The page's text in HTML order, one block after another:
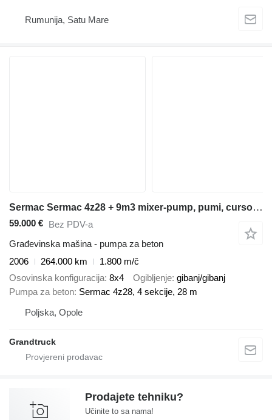
Rumunija, Satu Mare
Sermac Sermac 4z28 + 9m3 mixer-pump, pumi, cursor 13, IVECO trakker 440
59.000 € Bez PDV-a
Građevinska mašina - pumpa za beton
2006
264.000 km
1.800 m/č
Osovinska konfiguracija 8x4 Ogibljenje gibanj/gibanj
Pumpa za beton Sermac 4z28, 4 sekcije, 28 m
Poljska, Opole
Grandtruck
Prodajete tehniku?
Učinite to sa nama!